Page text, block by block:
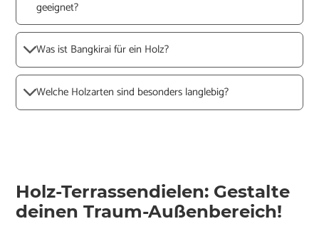
geeignet?
Was ist Bangkirai für ein Holz?
Welche Holzarten sind besonders langlebig?
Holz-Terrassendielen: Gestalte
deinen Traum-Außenbereich!